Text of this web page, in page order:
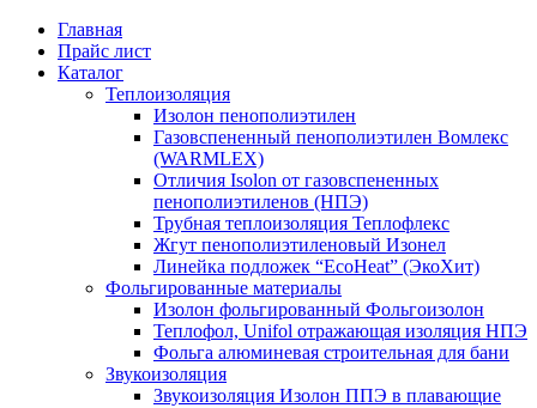
Главная
Прайс лист
Каталог
Теплоизоляция
Изолон пенополиэтилен
Газовспененный пенополиэтилен Вомлекс
(WARMLEX)
Отличия Isolon от газовспененных
пенополиэтиленов (НПЭ)
Трубная теплоизоляция Теплофлекс
Жгут пенополиэтиленовый Изонел
Линейка подложек “EcoHeat” (ЭкоХит)
Фольгированные материалы
Изолон фольгированный Фольгоизолон
Теплофол, Unifol отражающая изоляция НПЭ
Фольга алюминевая строительная для бани
Звукоизоляция
Звукоизоляция Изолон ППЭ в плавающие